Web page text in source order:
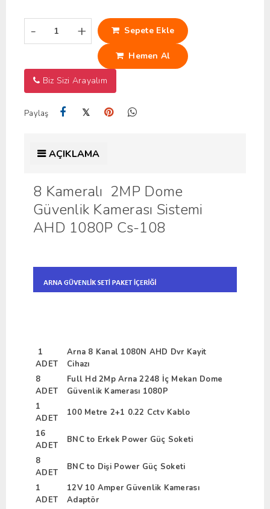
- + Sepete Ekle
Hemen Al
Biz Sizi Arayalım
Paylaş 𝕏
AÇIKLAMA
8 Kameralı 2MP Dome
Güvenlik Kamerası Sistemi
AHD 1080P Cs-108
1
ADET
Arna 8 Kanal 1080N AHD Dvr Kayit
Cihazı
8
ADET
Full Hd 2Mp Arna 2248 İç Mekan Dome
Güvenlik Kamerası 1080P
1
ADET
100 Metre 2+1 0.22 Cctv Kablo
16
ADET
BNC to Erkek Power Güç Soketi
8
ADET
BNC to Dişi Power Güç Soketi
1
ADET
12V 10 Amper Güvenlik Kamerası
Adaptör